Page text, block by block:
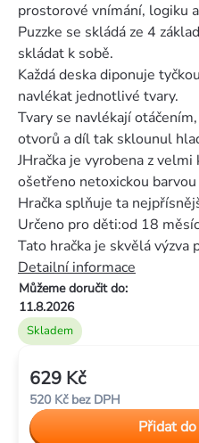
hvězdiček.
Skladem
Můžeme doručit do:
11.8.2026
prostorové vnímání, logiku
Puzzke se skládá ze 4
skládat k sobě.
Každá deska diponuje
navlékat jednotlivé tvary.
Tvary se navlékají
otvorů a díl tak sklounul
JHračka je vyrobena z
ošetřeno netoxickou barvou
Hračka splňuje ta
Určeno pro děti:od 18
Tato hračka je skvělá výzva
Detailní informace
629 Kč
520 Kč bez DPH
cena:
Přidat